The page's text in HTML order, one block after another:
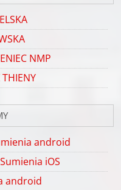
NMP
THIENY
android
iOS
android